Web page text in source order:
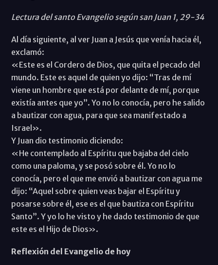
Lectura del santo Evangelio según san Juan 1, 29-34
Al día siguiente, al ver Juan a Jesús que venía hacia él,
exclamó:
«Este es el Cordero de Dios, que quita el pecado del
mundo. Este es aquel de quien yo dijo: “Tras de mí
viene un hombre que está por delante de mí, porque
existía antes que yo”. Yo no lo conocía, pero he salido
a bautizar con agua, para que sea manifestado a
Israel».
Y Juan dio testimonio diciendo:
«He contemplado al Espíritu que bajaba del cielo
como una paloma, y se posó sobre él. Yo no lo
conocía, pero el que me envió a bautizar con agua me
dijo: “Aquel sobre quien veas bajar el Espíritu y
posarse sobre él, ese es el que bautiza con Espíritu
Santo”. Y yo lo he visto y he dado testimonio de que
este es el Hijo de Dios».
Reflexión del Evangelio de hoy